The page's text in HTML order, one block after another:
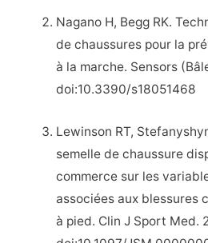
Nagano H, Begg RK.
de chaussures pour la
à la marche. Sensors
doi:10.3390/s18051468
Lewinson RT,
semelle de chaussure
commerce sur les
associées aux blessures
à pied. Clin J Sport Med.